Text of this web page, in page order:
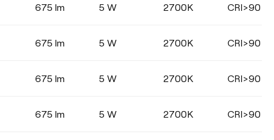
ABSTRAHLWINKEL
33° 36°
FARBE
675 lm 5 W 2700K CRI>90
675 lm 5 W 2700K CRI>90
675 lm 5 W 2700K CRI>90
675 lm 5 W 2700K CRI>90